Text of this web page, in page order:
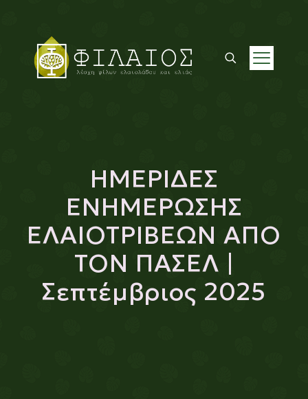
ΗΜΕΡΙΔΕΣ
ΕΝΗΜΕΡΩΣΗΣ
ΕΛΑΙΟΤΡΙΒΕΩΝ ΑΠΟ
ΤΟΝ ΠΑΣΕΛ |
Σεπτέμβριος 2025